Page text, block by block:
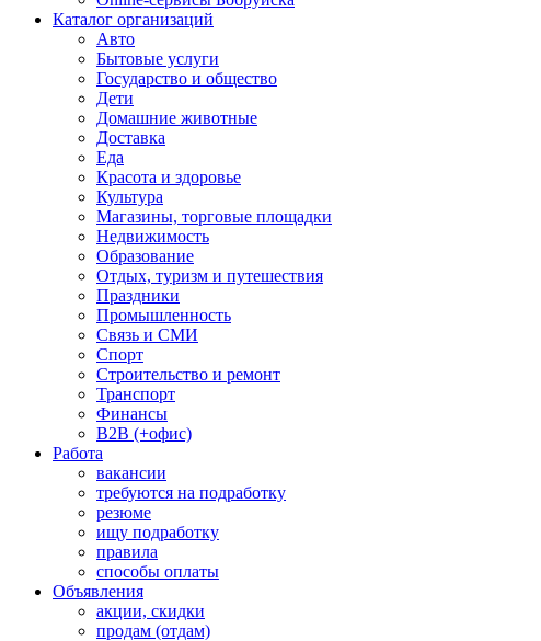
Каталог организаций
Авто
Бытовые услуги
Государство и общество
Дети
Домашние животные
Доставка
Еда
Красота и здоровье
Культура
Магазины, торговые площадки
Недвижимость
Образование
Отдых, туризм и путешествия
Праздники
Промышленность
Связь и СМИ
Спорт
Строительство и ремонт
Транспорт
Финансы
B2B (+офис)
Работа
вакансии
требуются на подработку
резюме
ищу подработку
правила
способы оплаты
Объявления
акции, скидки
продам (отдам)